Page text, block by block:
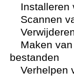
Installeren
Scannen
Maken
bestanden
Verhelpen